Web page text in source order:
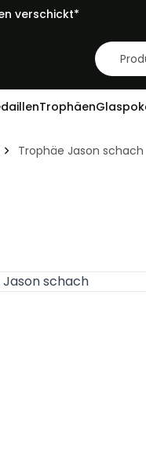
verschickt*
for Sportarten
Trophäen
Trophäe Jason schach